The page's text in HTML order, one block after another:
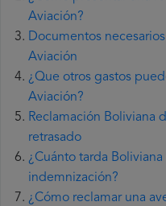
Aviación?
Documentos
Aviación
¿Que otros gastos
Aviación?
Reclamación Boliviana
retrasado
¿Cuánto tarda
indemnización?
¿Cómo reclamar una